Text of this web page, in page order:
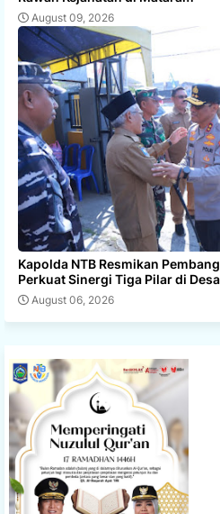
August 09, 2026
Kapolda NTB Resmikan
Perkuat Sinergi Tiga Pilar di
August 06, 2026